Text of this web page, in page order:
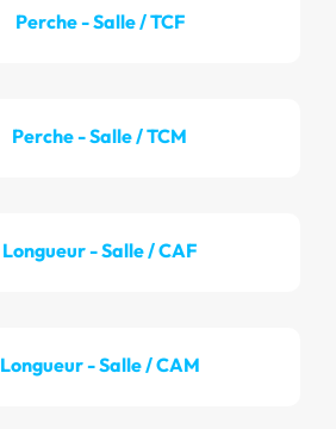
Perche - Salle / TCF
Perche - Salle / TCM
Longueur - Salle / CAF
Longueur - Salle / CAM